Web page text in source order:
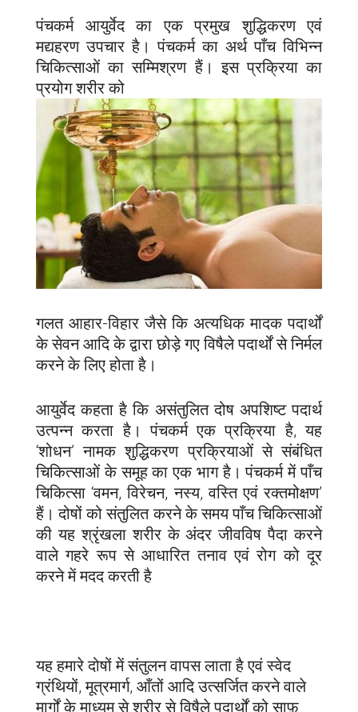
पंचकर्म आयुर्वेद का एक प्रमुख शुद्धिकरण एवं
मद्यहरण उपचार है। पंचकर्म का अर्थ पाँच विभिन्न
चिकित्साओं का सम्मिश्रण हैं। इस प्रक्रिया का
प्रयोग शरीर को
गलत आहार-विहार जैसे कि अत्यधिक मादक पदार्थों
के सेवन आदि के द्वारा छोड़े गए विषैले पदार्थों से निर्मल
करने के लिए होता है।
आयुर्वेद कहता है कि असंतुलित दोष अपशिष्ट पदार्थ
उत्पन्न करता है। पंचकर्म एक प्रक्रिया है, यह
‘शोधन’ नामक शुद्धिकरण प्रक्रियाओं से संबंधित
चिकित्साओं के समूह का एक भाग है। पंचकर्म में पाँच
चिकित्सा ‘वमन, विरेचन, नस्य, वस्ति एवं रक्तमोक्षण’
हैं। दोषों को संतुलित करने के समय पाँच चिकित्साओं
की यह श्रृंखला शरीर के अंदर जीवविष पैदा करने
वाले गहरे रूप से आधारित तनाव एवं रोग को दूर
करने में मदद करती है
यह हमारे दोषों में संतुलन वापस लाता है एवं स्वेद
ग्रंथियों, मूत्रमार्ग, आँतों आदि उत्सर्जित करने वाले
मार्गों के माध्यम से शरीर से विषैले पदार्थों को साफ़